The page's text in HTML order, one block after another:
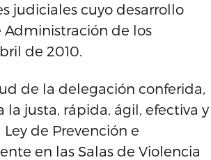
judiciales cuyo desarrollo
de los
de 2010.
de la delegación conferida,
justa, rápida, ágil, efectiva y
de Prevención e
en las Salas de Violencia